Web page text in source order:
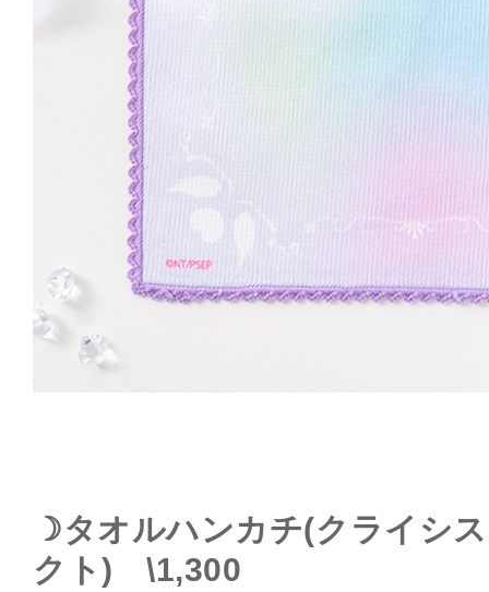
☽タオルハンカチ(クライシ
クト) \1,300